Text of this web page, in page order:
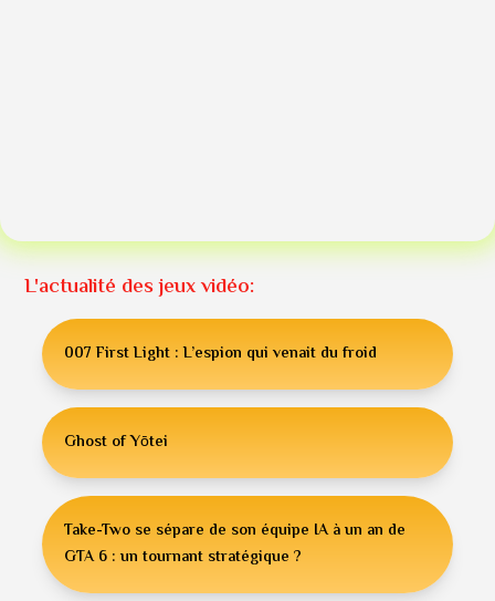
L'actualité des jeux vidéo:
007 First Light : L’espion qui venait du froid
Ghost of Yōtei
Take-Two se sépare de son équipe IA à un an de
GTA 6 : un tournant stratégique ?